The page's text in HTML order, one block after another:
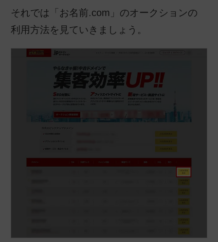
それでは「お名前.com」のオークションの
利用方法を見ていきましょう。